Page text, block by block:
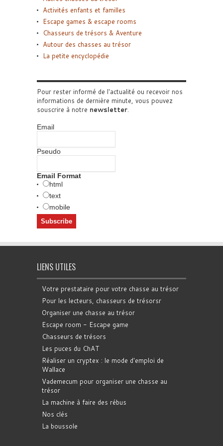
Activités enfants et familles
Escape games & escape rooms
Chasseurs de trésors & Aventure
Autour des chasses au trésor
La petite encyclopédie
Pour rester informé de l'actualité ou recevoir nos
informations de dernière minute, vous pouvez
souscrire à notre newsletter.
Email
Pseudo
Email Format
html
text
mobile
LIENS UTILES
Votre prestataire pour votre chasse au trésor
Pour les lecteurs, chasseurs de trésorsr
Organiser une chasse au trésor
Escape room - Escape game
Chasseurs de trésors
Les puces du ChAT
Réaliser un cryptex : le mode d'emploi de
Wallace
Vademecum pour organiser une chasse au
trésor
La machine à faire des rébus
Nos clés
La boussole